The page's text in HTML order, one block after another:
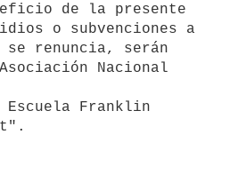
de la presente
o subvenciones a
se renuncia, serán
Nacional
Franklin